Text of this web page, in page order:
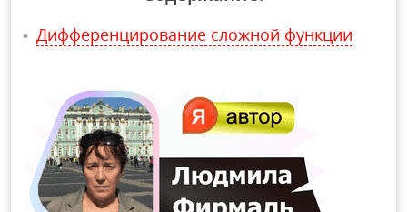
Дифференцирование сложной функции